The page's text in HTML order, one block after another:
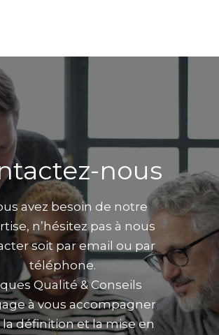
nous
avez besoin de notre
n’hésitez pas à nous
soit par email ou par
téléphone.
Qualité & Conseils
à vous accompagner
la définition et la mise en